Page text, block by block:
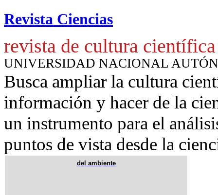
Revista Ciencias
revista de cultura científica
UNIVERSIDAD NACIONAL
Busca ampliar la cultura
información y hacer de la
un instrumento para el
puntos de vista desde la
del ambiente